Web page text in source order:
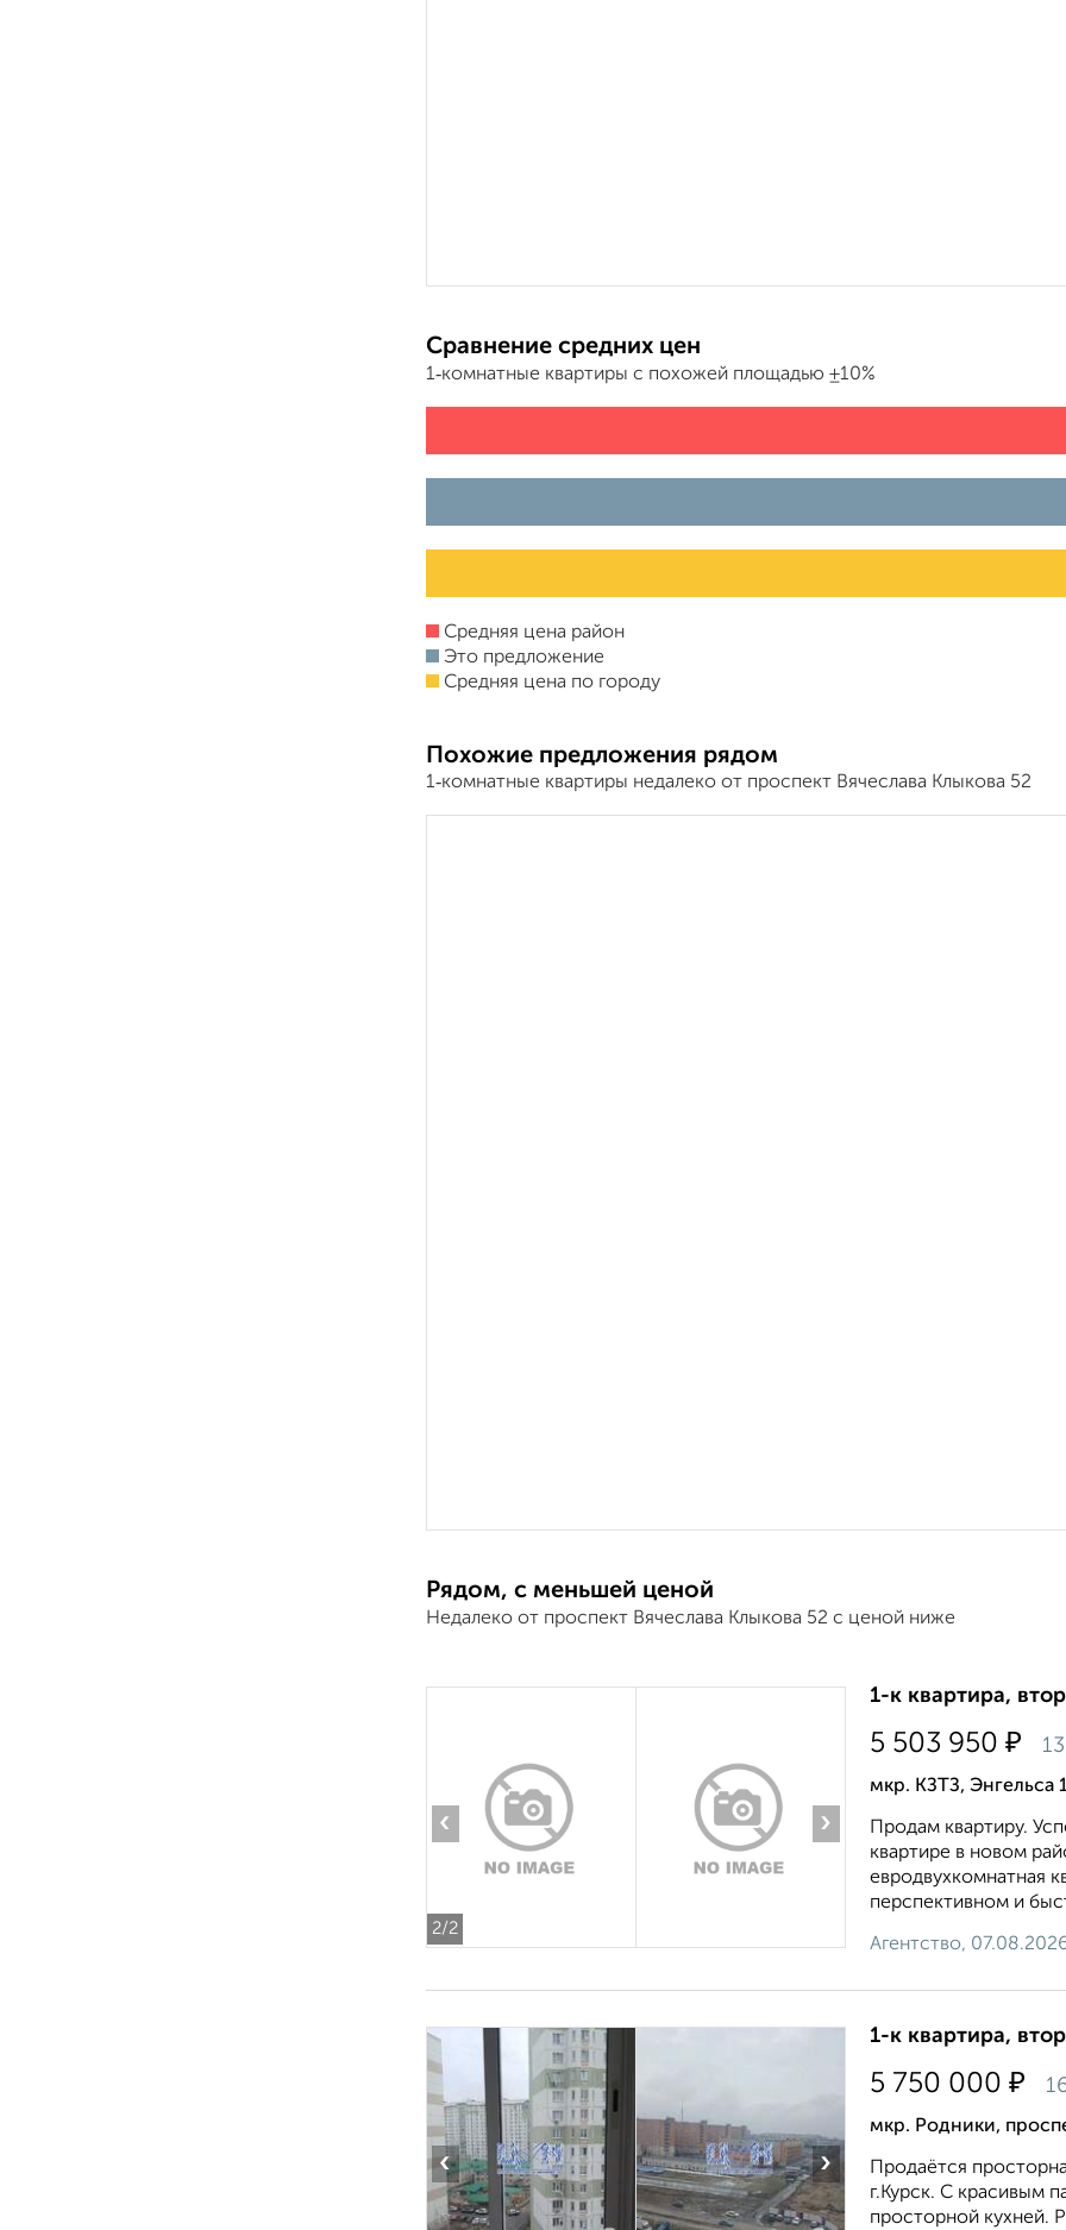
Сравнение средних цен
1‑комнатные квартиры с похожей площадью ±10%
Средняя цена район
Это предложение
Средняя цена по городу
Похожие предложения рядом
1‑комнатные квартиры недалеко от проспект Вячеслава Клыкова 52
Рядом, с меньшей ценой
Недалеко от проспект Вячеслава Клыкова 52 с ценой ниже
2/2
‹ ›
1-к квартира,
5 503 950 ₽
мкр. КЗТЗ, Энгельса
Продам квартиру.
квартире в новом
евродвухкомнатная
перспективном и
Агентство,
‹ ›
1-к квартира,
5 750 000 ₽
мкр. Родники,
Продаётся
г.Курск. С красивым
просторной кухней.